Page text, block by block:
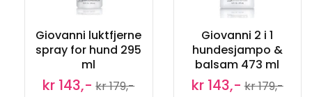
Giovanni luktfjerne
spray for hund 295
ml
kr 143,- kr 179,-
Giovanni 2 i 1
hundesjampo &
balsam 473 ml
kr 143,- kr 179,-